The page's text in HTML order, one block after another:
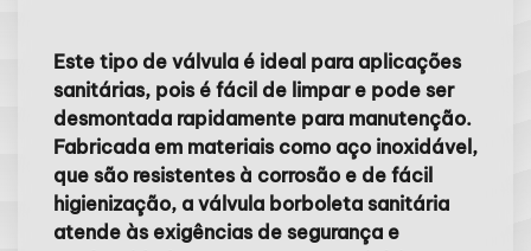
Este tipo de válvula é ideal para aplicações
sanitárias, pois é fácil de limpar e pode ser
desmontada rapidamente para manutenção.
Fabricada em materiais como aço inoxidável,
que são resistentes à corrosão e de fácil
higienização, a válvula borboleta sanitária
atende às exigências de segurança e